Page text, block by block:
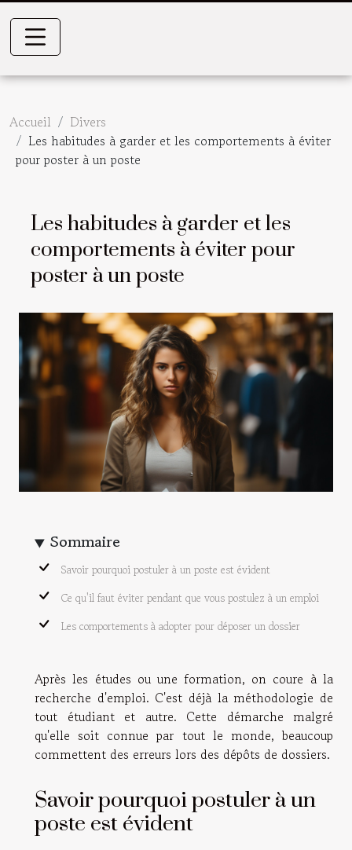
Accueil
Divers
Les habitudes à garder et les comportements à éviter
pour poster à un poste
Les habitudes à garder et les
comportements à éviter pour
poster à un poste
Sommaire
Savoir pourquoi postuler à un poste est évident
Ce qu'il faut éviter pendant que vous postulez à un emploi
Les comportements à adopter pour déposer un dossier
Après les études ou une formation, on coure à la
recherche d'emploi. C'est déjà la méthodologie de
tout étudiant et autre. Cette démarche malgré
qu'elle soit connue par tout le monde, beaucoup
commettent des erreurs lors des dépôts de dossiers.
Savoir pourquoi postuler à un
poste est évident